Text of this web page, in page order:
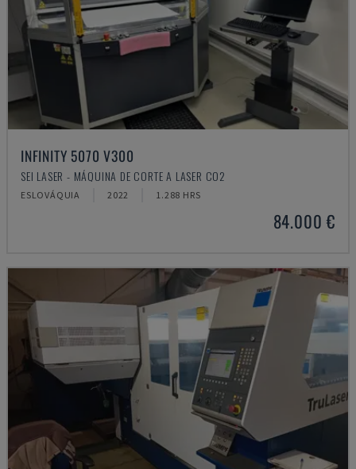
INFINITY 5070 V300
SEI LASER - MÁQUINA DE CORTE A LASER CO2
ESLOVÁQUIA 2022 1.288 HRS
84.000 €